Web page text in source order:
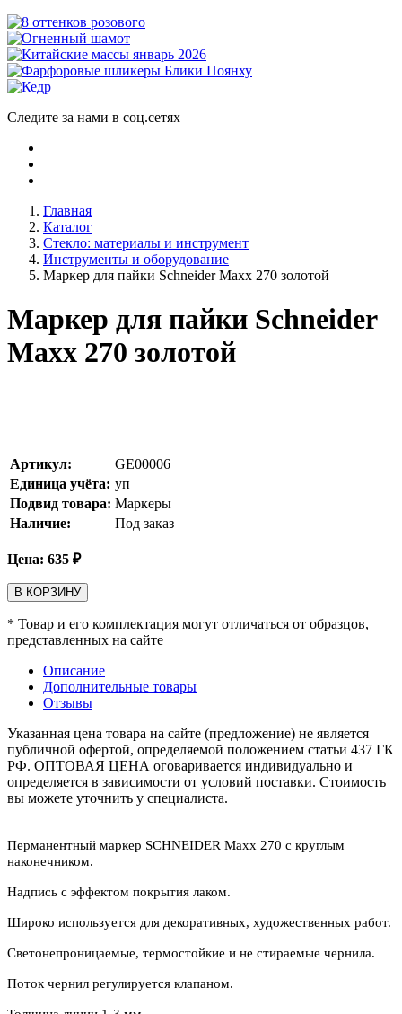
Следите за нами в соц.сетях
Главная
Каталог
Стекло: материалы и инструмент
Инструменты и оборудование
Маркер для пайки Schneider Maxx 270 золотой
Маркер для пайки Schneider
Maxx 270 золотой
Артикул:
GE00006
Единица учёта: уп
Подвид товара: Маркеры
Наличие:
Под заказ
Цена: 635 ₽
В КОРЗИНУ
* Товар и его комплектация могут отличаться от образцов,
представленных на сайте
Описание
Дополнительные товары
Отзывы
Указанная цена товара на сайте (предложение) не является
публичной офертой, определяемой положением статьи 437 ГК
РФ. ОПТОВАЯ ЦЕНА оговаривается индивидуально и
определяется в зависимости от условий поставки. Стоимость
вы можете уточнить у специалиста.
Перманентный маркер SCHNEIDER Maxx 270 с круглым
наконечником.
Надпись с эффектом покрытия лаком.
Широко используется для декоративных, художественных работ.
Светонепроницаемые, термостойкие и не стираемые чернила.
Поток чернил регулируется клапаном.